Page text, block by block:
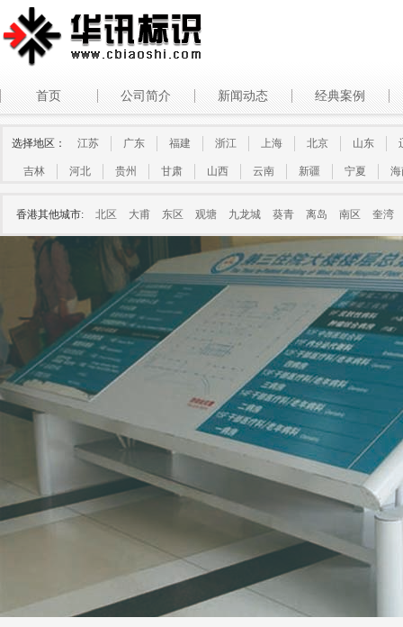
首页 公司简介 新闻动态 经典案例
选择地区： 江苏 广东 福建 浙江 上海 北京 山东
吉林 河北 贵州 甘肃 山西 云南 新疆 宁夏
香港其他城市: 北区 大甫 东区 观塘 九龙城 葵青 离岛 南区 奎湾